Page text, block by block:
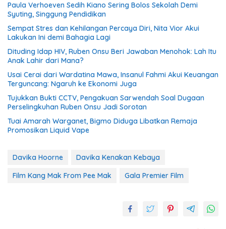
Paula Verhoeven Sedih Kiano Sering Bolos Sekolah Demi
Syuting, Singgung Pendidikan
Sempat Stres dan Kehilangan Percaya Diri, Nita Vior Akui
Lakukan Ini demi Bahagia Lagi
Dituding Idap HIV, Ruben Onsu Beri Jawaban Menohok: Lah Itu
Anak Lahir dari Mana?
Usai Cerai dari Wardatina Mawa, Insanul Fahmi Akui Keuangan
Terguncang: Ngaruh ke Ekonomi Juga
Tujukkan Bukti CCTV, Pengakuan Sarwendah Soal Dugaan
Perselingkuhan Ruben Onsu Jadi Sorotan
Tuai Amarah Warganet, Bigmo Diduga Libatkan Remaja
Promosikan Liquid Vape
Davika Hoorne
Davika Kenakan Kebaya
Film Kang Mak From Pee Mak
Gala Premier Film